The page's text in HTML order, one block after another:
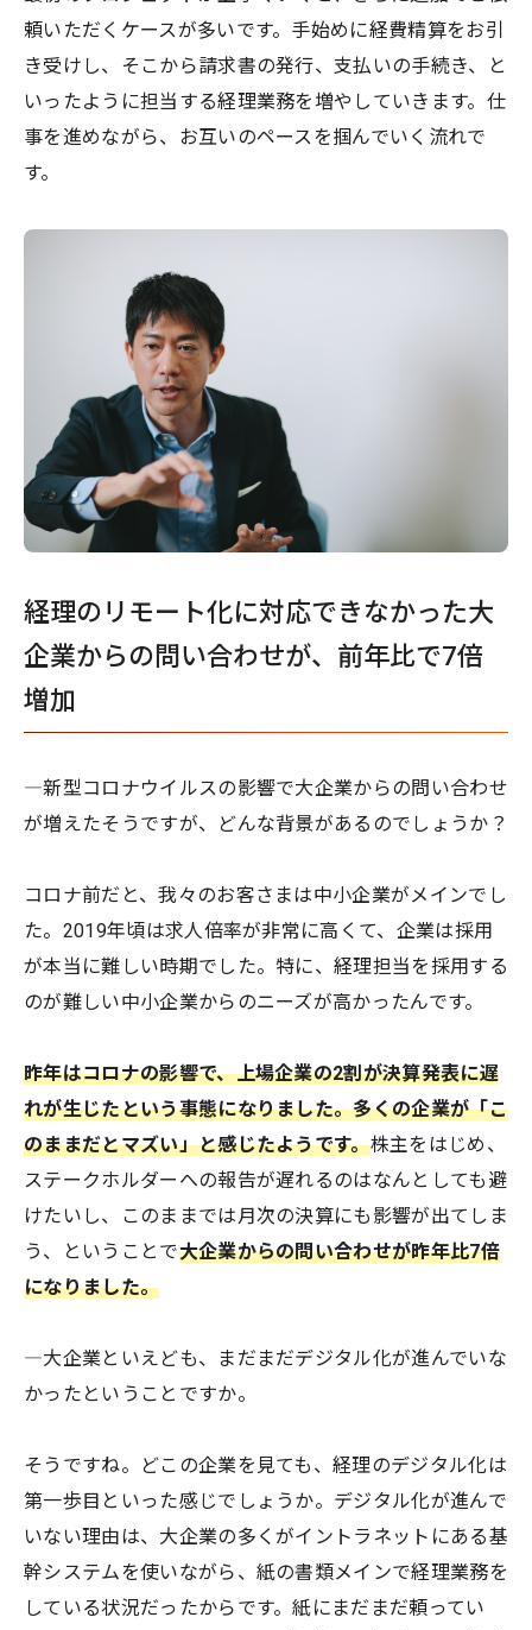
頼いただくケースが多いです。手始めに経費精算をお引
き受けし、そこから請求書の発行、支払いの手続き、と
いったように担当する経理業務を増やしていきます。仕
事を進めながら、お互いのペースを掴んでいく流れで
す。
経理のリモート化に対応できなかった大
企業からの問い合わせが、前年比で7倍
増加
―新型コロナウイルスの影響で大企業からの問い合わせ
が増えたそうですが、どんな背景があるのでしょうか？
コロナ前だと、我々のお客さまは中小企業がメインでし
た。2019年頃は求人倍率が非常に高くて、企業は採用
が本当に難しい時期でした。特に、経理担当を採用する
のが難しい中小企業からのニーズが高かったんです。
昨年はコロナの影響で、上場企業の2割が決算発表に遅
れが生じたという事態になりました。多くの企業が「こ
のままだとマズい」と感じたようです。株主をはじめ、
ステークホルダーへの報告が遅れるのはなんとしても避
けたいし、このままでは月次の決算にも影響が出てしま
う、ということで大企業からの問い合わせが昨年比7倍
になりました。
―大企業といえども、まだまだデジタル化が進んでいな
かったということですか。
そうですね。どこの企業を見ても、経理のデジタル化は
第一歩目といった感じでしょうか。デジタル化が進んで
いない理由は、大企業の多くがイントラネットにある基
幹システムを使いながら、紙の書類メインで経理業務を
している状況だったからです。紙にまだまだ頼ってい